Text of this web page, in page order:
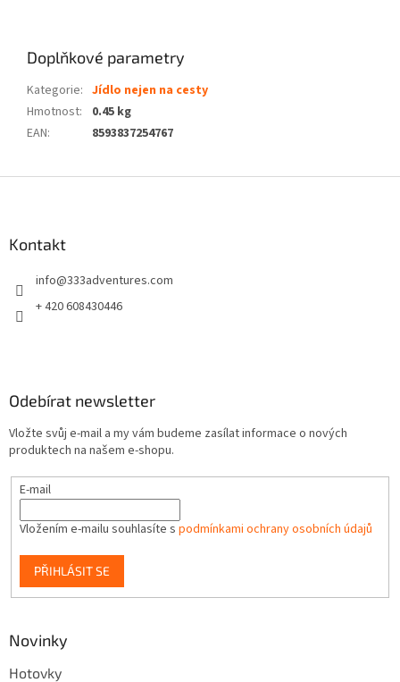
Doplňkové parametry
Kategorie: Jídlo nejen na cesty
Hmotnost:
0.45 kg
EAN: 8593837254767
Kontakt
info@333adventures.com
+ 420 608430446
Odebírat newsletter
Vložte svůj e-mail a my vám budeme zasílat informace o nových
produktech na našem e-shopu.
E-mail
Vložením e-mailu souhlasíte s podmínkami ochrany osobních údajů
PŘIHLÁSIT SE
Novinky
Hotovky